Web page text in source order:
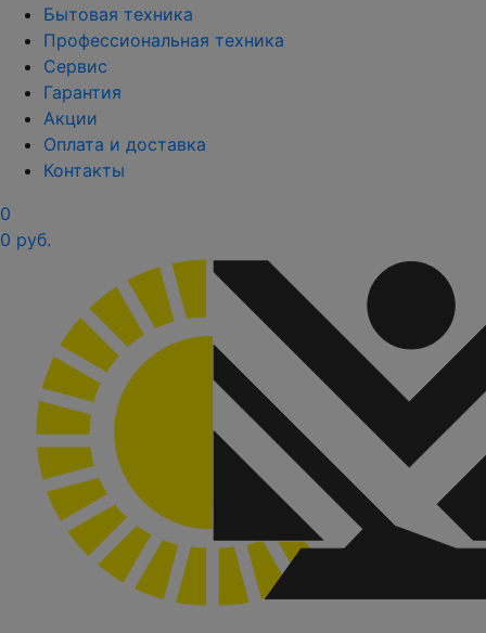
Бытовая техника
Профессиональная техника
Сервис
Гарантия
Акции
Оплата и доставка
Контакты
0
0 руб.